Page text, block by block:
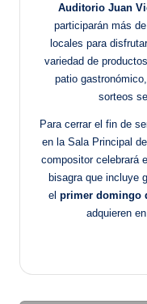
Auditorio Juan
participarán más
locales para
variedad de
patio
sorteos
Para cerrar el fin de
en la Sala Principal
compositor celebrará
bisagra que incluye
el primer domingo
adquieren